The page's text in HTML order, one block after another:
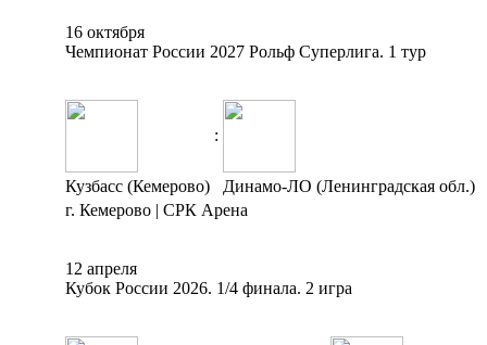
16 октября
Чемпионат России 2027 Рольф Суперлига. 1 тур
:
Кузбасс (Кемерово)
Динамо-ЛО (Ленинградская обл.)
г. Кемерово | СРК Арена
12 апреля
Кубок России 2026. 1/4 финала. 2 игра